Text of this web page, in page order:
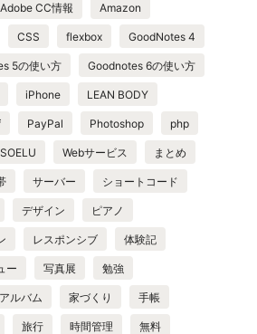
Adobe CC情報 Amazon
CSS flexbox GoodNotes 4
5の使い方 Goodnotes 6の使い方
iPhone LEAN BODY
PayPal Photoshop php
SOELU Webサービス まとめ
サーバー ショートコード
デザイン ピアノ
レスポンシブ 体験記
ー 写真展 勉強
ルバム 家づくり 手帳
旅行 時間管理 無料